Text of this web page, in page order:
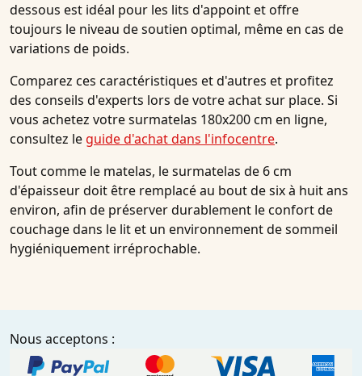
dessous est idéal pour les lits d'appoint et offre
toujours le niveau de soutien optimal, même en cas de
variations de poids.
Comparez ces caractéristiques et d'autres et profitez
des conseils d'experts lors de votre achat sur place. Si
vous achetez votre surmatelas 180x200 cm en ligne,
consultez le guide d'achat dans l'infocentre.
Tout comme le matelas, le surmatelas de 6 cm
d'épaisseur doit être remplacé au bout de six à huit ans
environ, afin de préserver durablement le confort de
couchage dans le lit et un environnement de sommeil
hygiéniquement irréprochable.
Nous acceptons :